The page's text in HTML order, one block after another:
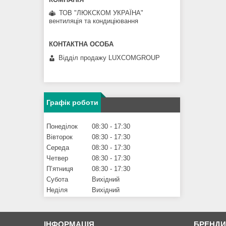
ТОВ "ЛЮКСКОМ УКРАЇНА"
вентиляція та кондиціювання
Відділ продажу LUXCOMGROUP
Графік роботи
Понеділок 08:30
17:30
Вівторок
08:30
17:30
Середа
08:30
17:30
Четвер
08:30
17:30
Пʼятниця
08:30
17:30
Субота
Вихідний
Неділя
Вихідний
ІНФОРМАЦІЯ БРЕНДИ